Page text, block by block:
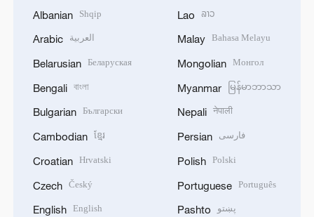
Albanian Shqip
Arabic العربية
Belarusian Беларуская
Bengali বাংলা
Bulgarian Български
Cambodian ខ្មែរ
Croatian Hrvatski
Czech Český
English English
Lao ລາວ
Malay Bahasa Melayu
Mongolian Монгол
Myanmar မြန်မာဘာသာ
Nepali नेपाली
Persian فارسی
Polish Polski
Portuguese Português
Pashto پښتو